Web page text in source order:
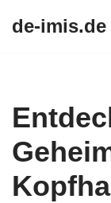
de-imis.de